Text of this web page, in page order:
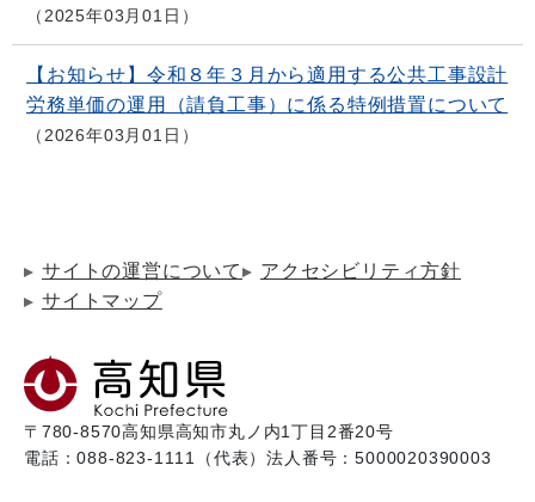
2025年03月01日
【お知らせ】令和８年３月から適用する公共工事設計
労務単価の運用（請負工事）に係る特例措置について
2026年03月01日
サイトの運営について
アクセシビリティ方針
サイトマップ
〒780-8570高知県高知市丸ノ内1丁目2番20号
電話：088-823-1111（代表）法人番号：5000020390003